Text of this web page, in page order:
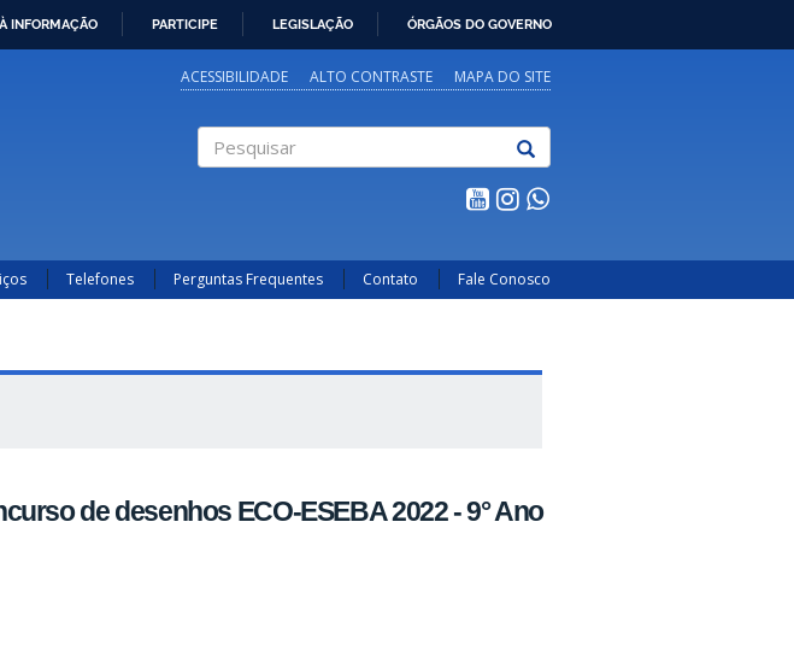
INFORMAÇÃO PARTICIPE LEGISLAÇÃO ÓRGÃOS DO GOVERNO
ACESSIBILIDADE ALTO CONTRASTE MAPA DO SITE
Telefones Perguntas Frequentes Contato Fale Conosco
de desenhos ECO-ESEBA 2022 - 9° Ano